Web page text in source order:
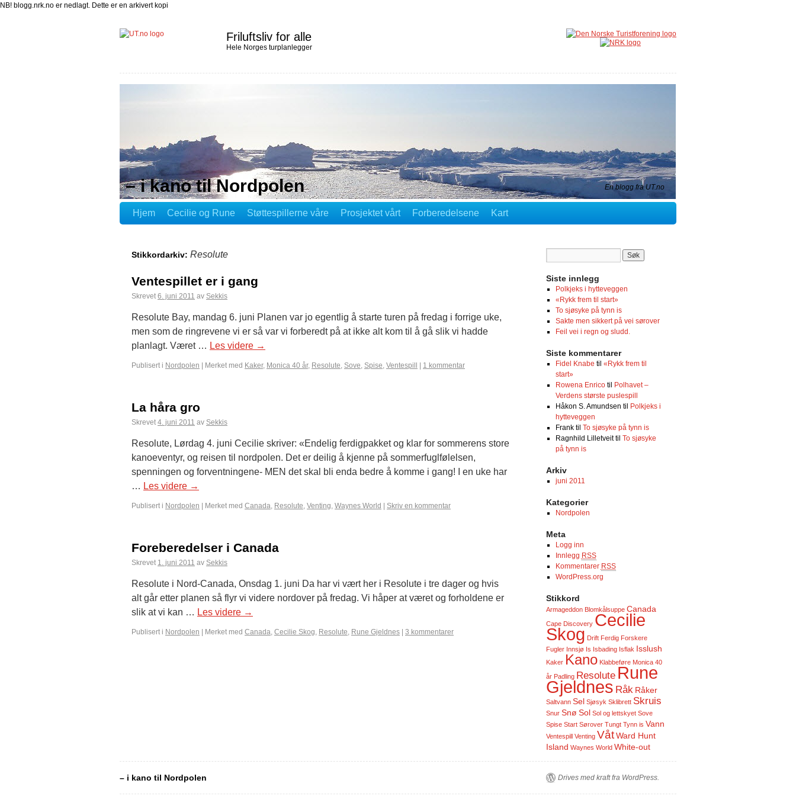
NB! blogg.nrk.no er nedlagt. Dette er en arkivert kopi
Friluftsliv for alle
Hele Norges turplanlegger
– i kano til Nordpolen En blogg fra UT.no
Hjem Cecilie og Rune Støttespillerne våre Prosjektet vårt Forberedelsene Kart
Stikkordarkiv: Resolute
Ventespillet er i gang
Skrevet 6. juni 2011 av Sekkis
Resolute Bay, mandag 6. juni Planen var jo egentlig å starte turen på fredag i forrige uke,
men som de ringrevene vi er så var vi forberedt på at ikke alt kom til å gå slik vi hadde
planlagt. Været … Les videre →
Publisert i Nordpolen Merket med Kaker, Monica 40 år, Resolute, Sove, Spise, Ventespill 1 kommentar
La håra gro
Skrevet 4. juni 2011 av Sekkis
Resolute, Lørdag 4. juni Cecilie skriver: «Endelig ferdigpakket og klar for sommerens store
kanoeventyr, og reisen til nordpolen. Det er deilig å kjenne på sommerfuglfølelsen,
spenningen og forventningene- MEN det skal bli enda bedre å komme i gang! I en uke har
… Les videre →
Publisert i Nordpolen Merket med Canada, Resolute, Venting, Waynes World Skriv en kommentar
Foreberedelser i Canada
Skrevet 1. juni 2011 av Sekkis
Resolute i Nord-Canada, Onsdag 1. juni Da har vi vært her i Resolute i tre dager og hvis
alt går etter planen så flyr vi videre nordover på fredag. Vi håper at været og forholdene er
slik at vi kan … Les videre →
Publisert i Nordpolen Merket med Canada, Cecilie Skog, Resolute, Rune Gjeldnes 3 kommentarer
Siste innlegg
Polkjeks i hytteveggen
«Rykk frem til start»
To sjøsyke på tynn is
Sakte men sikkert på vei sørover
Feil vei i regn og sludd.
Siste kommentarer
Fidel Knabe til «Rykk frem til
start»
Rowena Enricotil
Polhavet –
Verdens største puslespill
Håkon S. Amundsen til
Polkjeks i
hytteveggen
Franktil To sjøsyke på tynn is
Ragnhild Lilletveittil To sjøsyke
på tynn is
Arkiv
juni 2011
Kategorier
Nordpolen
Meta
Logg inn
Innlegg RSS
Kommentarer RSS
WordPress.org
Stikkord
Armageddon Blomkålsuppe Canada
Cape Discovery Cecilie
Skog Drift Ferdig Forskere
Fugler Innsjø Is Isbading Isflak Isslush
Kaker Kano Klabbeføre Monica 40
år Padling Resolute Rune
Gjeldnes Råk Råker
Saltvann Sel Sjøsyk Sklibrett Skruis
Snur Snø Sol Sol og lettskyet Sove
Spise Start Sørover Tungt Tynn is Vann
Ventespill Venting VåtWard Hunt
Island Waynes World White-out
– i kano til Nordpolen Drives med kraft fra WordPress.